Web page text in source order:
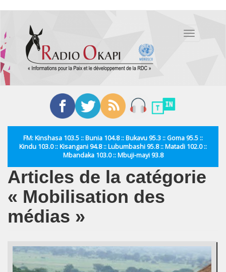
contenu
principal
Toggle
FM: Kinshasa 103.5 :: Bunia 104.8 :: Bukavu 95.3 :: Goma 95.5 ::
Kindu 103.0 :: Kisangani 94.8 :: Lubumbashi 95.8 :: Matadi 102.0 ::
Mbandaka 103.0 :: Mbuji-mayi 93.8
Articles de la catégorie
« Mobilisation des
médias »